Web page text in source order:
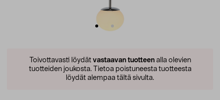
Toivottavasti löydät vastaavan tuotteenalla olevien
tuotteiden joukosta. Tietoa poistuneesta tuotteesta
löydät alempaa tältä sivulta.